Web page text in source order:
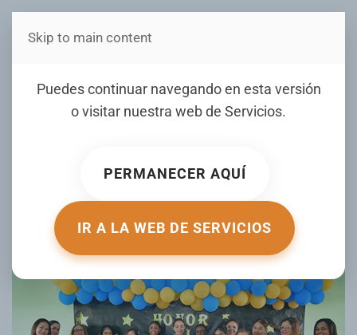
Estás en Telenord Medios
Puedes continuar navegando en esta versión
o visitar nuestra web de Servicios.
PERMANECER AQUÍ
IR A LA WEB DE SERVICIOS
Skip to main content
Centro Educativo Tomasina
de la Cruz Peralta realiza
nivel secundario
ESCRITO POR TELENORD.COM EL
. PUBLICADO
GALERIA .